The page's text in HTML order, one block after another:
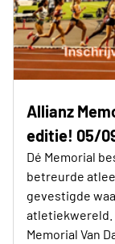
Allianz
editie! 05/
Dé Memorial
betreurde
gevestigde
atletiekwereld.
Memorial Van